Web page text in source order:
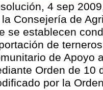
4 sep
Consejería de
se establecen
de
de Apoyo
Orden de 10
por la